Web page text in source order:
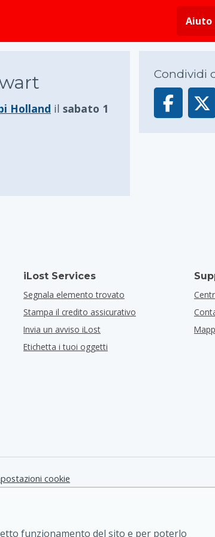
Aiuto
Holland il sabato 1
Condividi
iLost Services
Segnala elemento trovato
Stampa il credito assicurativo
Invia un avviso iLost
Etichetta i tuoi oggetti
cookie
funzionamento del sito e per poterlo